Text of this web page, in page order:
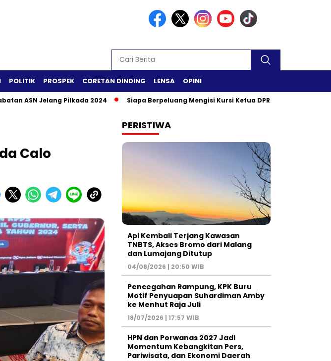
POLITIK PROSPEK CORETAN DINDING LENSA OPINI
Jelang Pilkada 2024 Siapa Berpeluang Mengisi Kursi Ketua DPR RI?
Calo
PERISTIWA
Api Kembali Terjang Kawasan
TNBTS, Akses Bromo dari Malang
dan Lumajang Ditutup
04/08/2026 | 20:50 WIB
Pencegahan Rampung, KPK Buru
Motif Penyuapan Suhardiman Amby
ke Menhut Raja Juli
18/07/2026 | 17:57 WIB
HPN dan Porwanas 2027 Jadi
Momentum Kebangkitan Pers,
Pariwisata, dan Ekonomi Daerah